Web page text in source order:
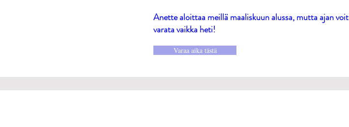
Anette aloittaa meillä maaliskuun alussa, mutta ajan voit
varata vaikka heti!​
Varaa aika tästä